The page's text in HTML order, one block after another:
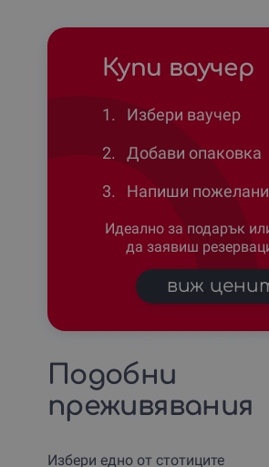
Купи ваучер
1.
Избери ваучер
2.
Добави опаковка
3.
Напиши
Идеално за подарък
да заявиш
виж
Подобни
преживявания
Избери едно от стотиците